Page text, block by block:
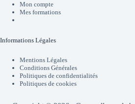
Mon compte
Mes formations
Informations Légales
Mentions Légales
Conditions Générales
Politiques de confidentialités
Politiques de cookies